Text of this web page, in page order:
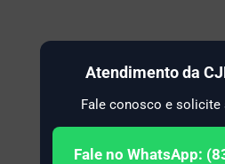
Atendimento da
Fale conosco e solicite
Fale no WhatsApp: